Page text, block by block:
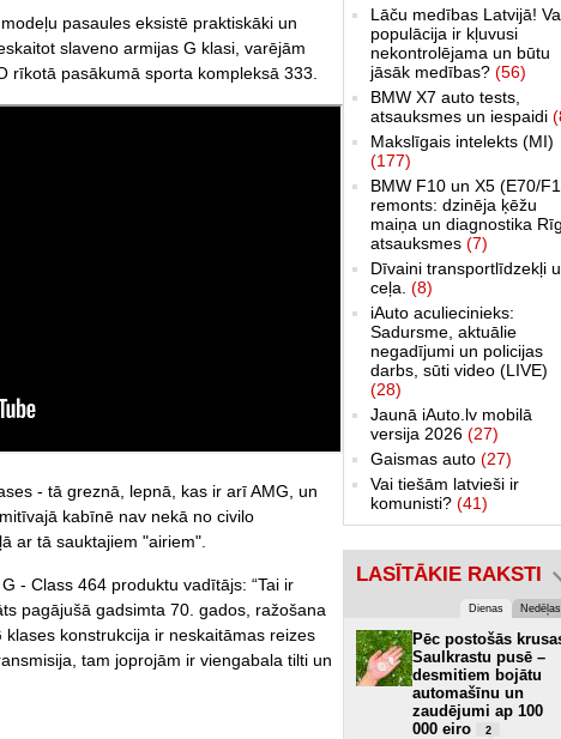
pasaules eksistē praktiskāki un
slaveno armijas G klasi, varējām
rīkotā pasākumā sporta kompleksā 333.
- tā greznā, lepnā, kas ir arī AMG, un
kabīnē nav nekā no civilo
ar tā sauktajiem "airiem".
- Class 464 produktu vadītājs: “Tai ir
pagājušā gadsimta 70. gados, ražošana
konstrukcija ir neskaitāmas reizes
tam joprojām ir viengabala tilti un
Lāču medības Latvijā!
populācija ir kļuvusi
nekontrolējama un būtu
jāsāk medības? (56)
BMW X7 auto tests,
atsauksmes un iespaidi
Makslīgais intelekts (MI)
(177)
BMW F10 un X5 (E70/
remonts: dzinēja ķēžu
maiņa un diagnostika
atsauksmes (7)
Dīvaini transportlīdzekļi
ceļa. (8)
iAuto aculiecinieks:
Sadursme, aktuālie
negadījumi un policijas
darbs, sūti video (LIVE)
(28)
Jaunā iAuto.lv mobilā
versija 2026 (27)
Gaismas auto (27)
Vai tiešām latvieši ir
komunisti? (41)
LASĪTĀKIE RAKSTI
Dienas Nedēļas
Pēc postošās
Saulkrastu pusē –
desmitiem bojātu
automašīnu un
zaudējumi ap 100
000 eiro
2